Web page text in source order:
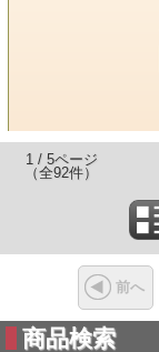
1 / 5ページ
（全92件）
前へ
商品検索